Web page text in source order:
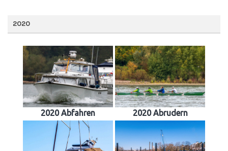
2020
2020 Abfahren 2020 Abrudern